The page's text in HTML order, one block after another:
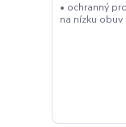
• ochranný
na nízku